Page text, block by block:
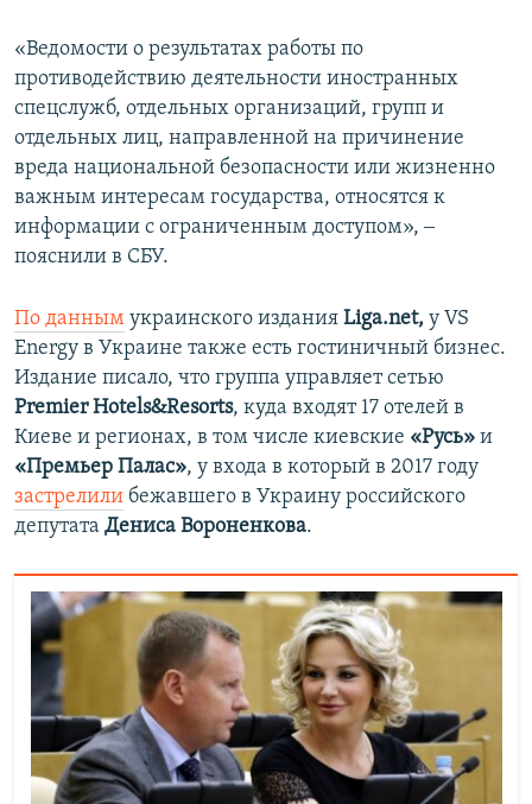
«Ведомости о результатах работы по
противодействию деятельности иностранных
спецслужб, отдельных организаций, групп и
отдельных лиц, направленной на причинение
вреда национальной безопасности или жизненно
важным интересам государства, относятся к
информации с ограниченным доступом», ‒
пояснили в СБУ.
По данным украинского издания Liga.net, у VS
Energy в Украине также есть гостиничный бизнес.
Издание писало, что группа управляет сетью
Premier Hotels&Resorts, куда входят 17 отелей в
Киеве и регионах, в том числе киевские «Русь» и
«Премьер Палас», у входа в который в 2017 году
застрелили бежавшего в Украину российского
депутата Дениса Вороненкова.